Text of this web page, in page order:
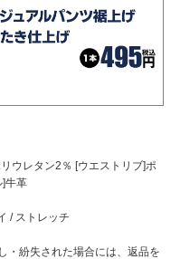
ウレタン2％ [ウエストリブ]ポ
]牛革
/ ストレッチ
・紛失された場合には、返品を